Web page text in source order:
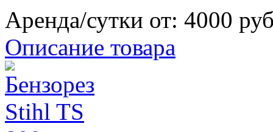
Аренда/сутки от: 4000
Описание товара